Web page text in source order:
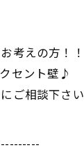
考えの方！！
セント壁♪
ご相談下さい